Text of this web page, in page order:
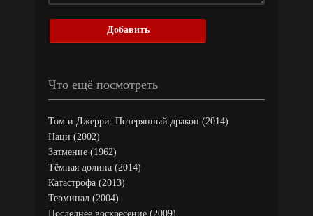
Добавить
Что ещё посмотреть
Том и Джерри: Потерянный дракон (2014)
Наци (2002)
Затмение (1962)
Тёмная долина (2014)
Катастрофа (2013)
Терминал (2004)
Последнее воскресение (2009)